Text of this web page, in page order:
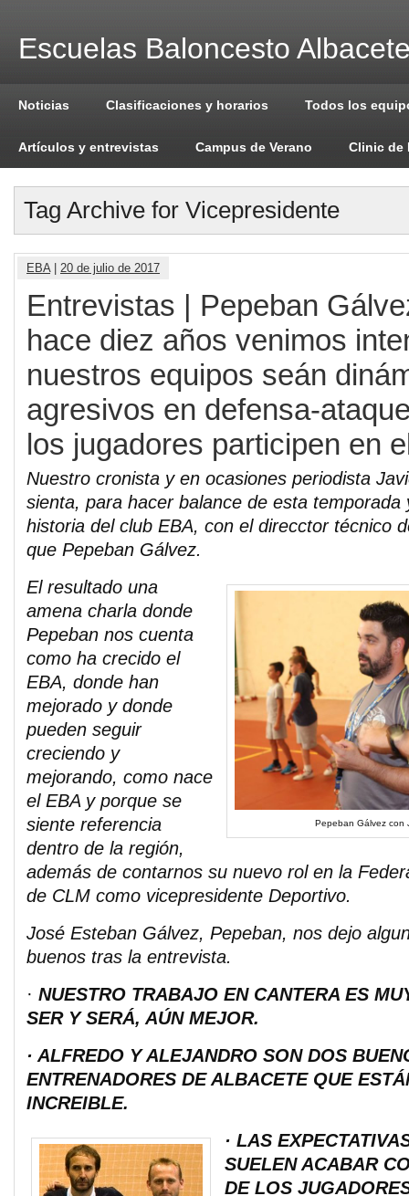
Escuelas Baloncesto
Noticias Clasificaciones y horarios Todos los
Artículos y entrevistas Campus de Verano Clinic de
Tag Archive for Vicepresidente
EBA| 20 de julio de 2017
Entrevistas | Pepeban
hace diez años venimos
nuestros equipos seán
agresivos en defensa-
los jugadores participen en
Nuestro cronista y en ocasiones periodista
sienta, para hacer balance de esta temporada
historia del club EBA, con el direcctor técnico
que Pepeban Gálvez.
Pepeban Gálvez con
El resultado una
amena charla donde
Pepeban nos cuenta
como ha crecido el
EBA, donde han
mejorado y donde
pueden seguir
creciendo y
mejorando, como nace
el EBA y porque se
siente referencia
dentro de la región,
además de contarnos su nuevo rol en la
de CLM como vicepresidente Deportivo.
José Esteban Gálvez, Pepeban, nos dejo
buenos tras la entrevista.
· NUESTRO TRABAJO EN CANTERA ES
SER Y SERÁ, AÚN MEJOR.
· ALFREDO Y ALEJANDRO SON DOS
ENTRENADORES DE ALBACETE QUE
INCREIBLE.
· LAS
SUELEN ACABAR
DE LOS